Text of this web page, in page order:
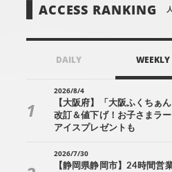
ACCESS RANKING
DAILY WEEKLY
2026/8/4
【大阪府】「大阪ふくちぁ
改訂＆値下げ！お子さまラ
アイスプレゼントも
2026/7/30
【静岡県静岡市】24時間営